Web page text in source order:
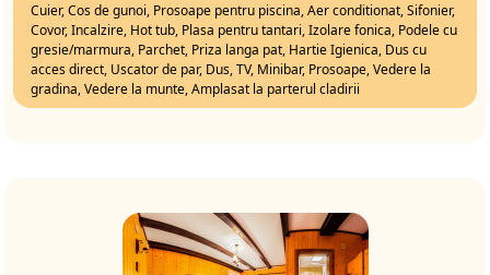
Cuier, Cos de gunoi, Prosoape pentru piscina, Aer conditionat, Sifonier,
Covor, Incalzire, Hot tub, Plasa pentru tantari, Izolare fonica, Podele cu
gresie/marmura, Parchet, Priza langa pat, Hartie Igienica, Dus cu
acces direct, Uscator de par, Dus, TV, Minibar, Prosoape, Vedere la
gradina, Vedere la munte, Amplasat la parterul cladirii